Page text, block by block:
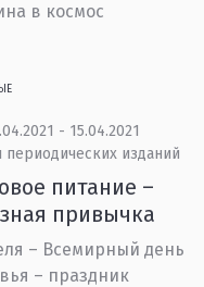
в космос
- 15.04.2021
периодических изданий
питание –
привычка
– Всемирный день
– праздник